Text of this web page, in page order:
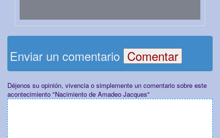
Enviar un comentario
Déjenos su opinión, vivencia o simplemente un comentario sobre este
acontecimiento "Nacimiento de Amadeo Jacques"